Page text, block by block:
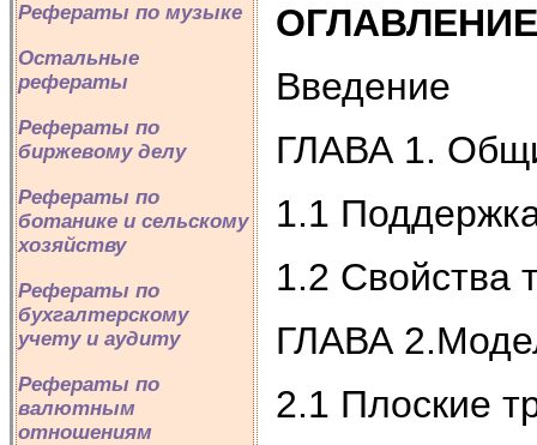
Рефераты по музыке
Остальные
рефераты
Рефераты по
биржевому делу
Рефераты по
ботанике и сельскому
хозяйству
Рефераты по
бухгалтерскому
учету и аудиту
Рефераты по
валютным
отношениям
ОГЛАВЛЕНИЕ
Введение
ГЛАВА 1.
1.1
1.2 Свойства
ГЛАВА
2.1 Плоские